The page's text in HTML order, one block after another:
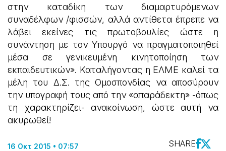
στην καταδίκη των διαμαρτυρόμενων
συναδέλφων /φισσών, αλλά αντίθετα έπρεπε να
λάβει εκείνες τις πρωτοβουλίες ώστε η
συνάντηση με τον Υπουργό να πραγματοποιηθεί
μέσα σε γενικευμένη κινητοποίηση των
εκπαιδευτικών». Καταλήγοντας η ΕΛΜΕ καλεί τα
μέλη του Δ.Σ. της Ομοσπονδίας να αποσύρουν
την υπογραφή τους από την «απαράδεκτη» -όπως
τη χαρακτηρίζει- ανακοίνωση, ώστε αυτή να
ακυρωθεί!
16 Οκτ 2015 • 07:57 SHARE